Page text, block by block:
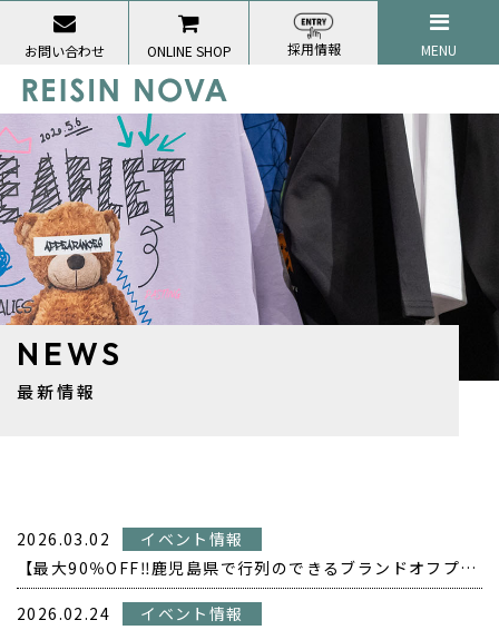
NEWS
最新情報
2026.03.02
イベント情報
【最大90％OFF‼️鹿児島県で行列のできるブランドオフプライス POPUP開催❗️】
2026.02.24
イベント情報
お問い合わせ ONLINE SHOP 採用情報 MENU